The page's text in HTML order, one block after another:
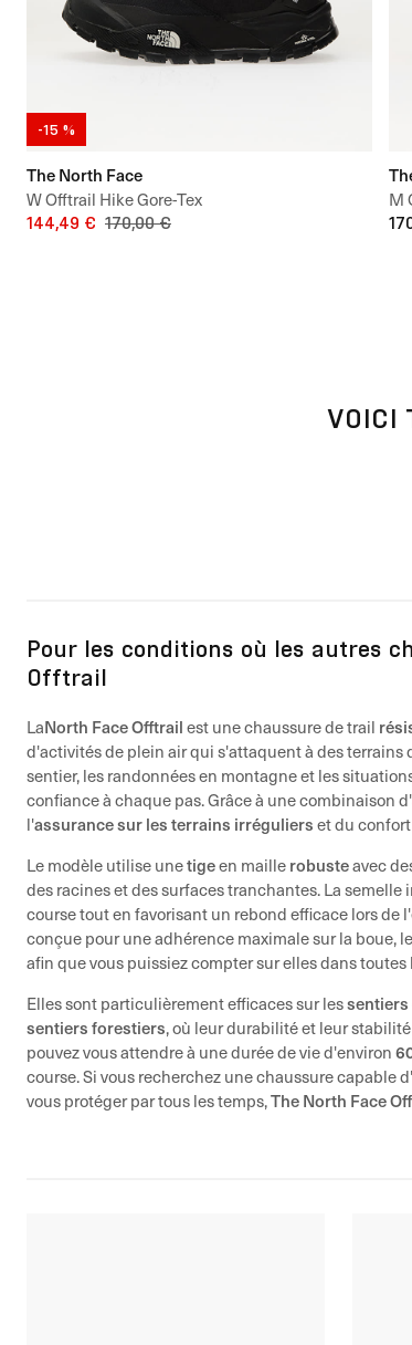
-15 %
The North Face
W Offtrail Hike Gore-Tex
144,49 € 170,00 €
M
VOICI
Pour les conditions où les autres
Offtrail
LaNorth Face Offtrail est une chaussure de trail
d'activités de plein air qui s'attaquent à des
sentier, les randonnées en montagne et les
confiance à chaque pas. Grâce à une combinaison
l'assurance sur les terrains irréguliers et du
Le modèle utilise unetigeen maille robusteavec
des racines et des surfaces tranchantes. La semelle
course tout en favorisant un rebond efficace lors de
conçue pour une adhérence maximale sur la boue,
afin que vous puissiez compter sur elles dans
Elles sont particulièrement efficaces sur lessentiers
sentiers forestiers, où leur durabilité et leur
pouvez vous attendre à une durée de vie d'environ
course. Si vous recherchez une chaussure capable
vous protéger par tous les temps,The North Face